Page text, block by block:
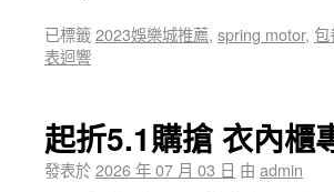
已標籤2023娛樂城推薦, spring motor, 包
表迴響
起折5.1購搶 衣內櫃
發表於2026 年 07 月 03 日 由 admin